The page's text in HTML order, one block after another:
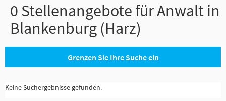
0 Stellenangebote für Anwalt in
Blankenburg (Harz)
Grenzen Sie Ihre Suche ein
Keine Suchergebnisse gefunden.